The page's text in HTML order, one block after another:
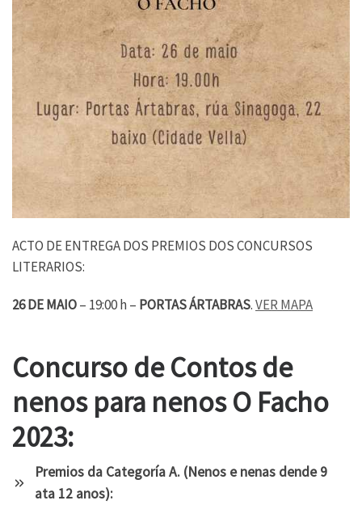
ACTO DE ENTREGA DOS PREMIOS DOS CONCURSOS
LITERARIOS:
26 DE MAIO– 19:00 h – PORTAS ÁRTABRAS.VER MAPA
Concurso de Contos de
nenos para nenos O Facho
2023:
Premios da Categoría A. (Nenos e nenas dende 9
ata 12 anos):